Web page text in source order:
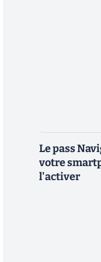
Le pass
votre
l'activer